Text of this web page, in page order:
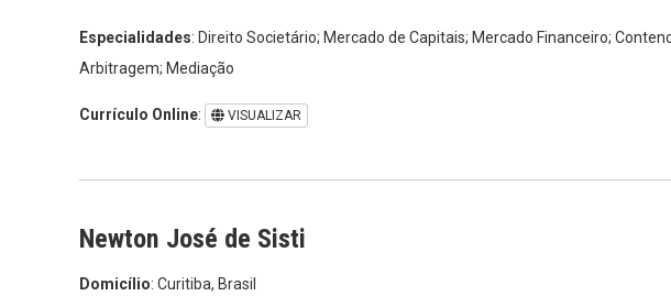
Especialidades: Direito Societário; Mercado de Capitais; Mercado Financeiro;
Arbitragem; Mediação
Currículo Online: VISUALIZAR
Newton José de Sisti
Domicílio: Curitiba, Brasil